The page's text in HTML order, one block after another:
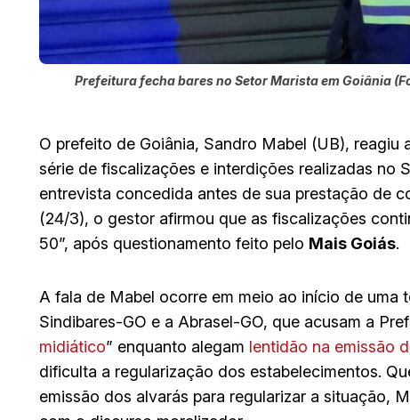
Prefeitura fecha bares no Setor Marista em Goiânia
O prefeito de Goiânia, Sandro Mabel (UB), reagiu
série de fiscalizações e interdições realizadas no
entrevista concedida antes de sua prestação de
(24/3), o gestor afirmou que as fiscalizações
50”, após questionamento feito pelo Mais Goiás.
A fala de Mabel ocorre em meio ao início de
Sindibares-GO e a Abrasel-GO, que acusam a
midiático” enquanto alegam lentidão na emissão
dificulta a regularização dos estabelecimentos.
emissão dos alvarás para regularizar a situação,